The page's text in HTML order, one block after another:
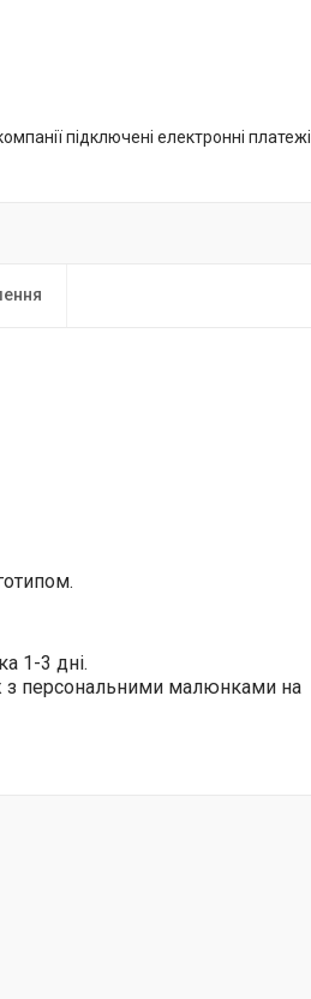
підключені електронні платежі.
1-3 дні.
персональними малюнками на